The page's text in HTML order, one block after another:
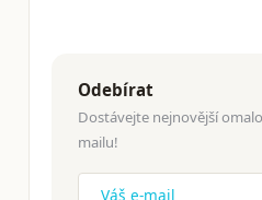
Odebírat
Dostávejte nejnovější
mailu!